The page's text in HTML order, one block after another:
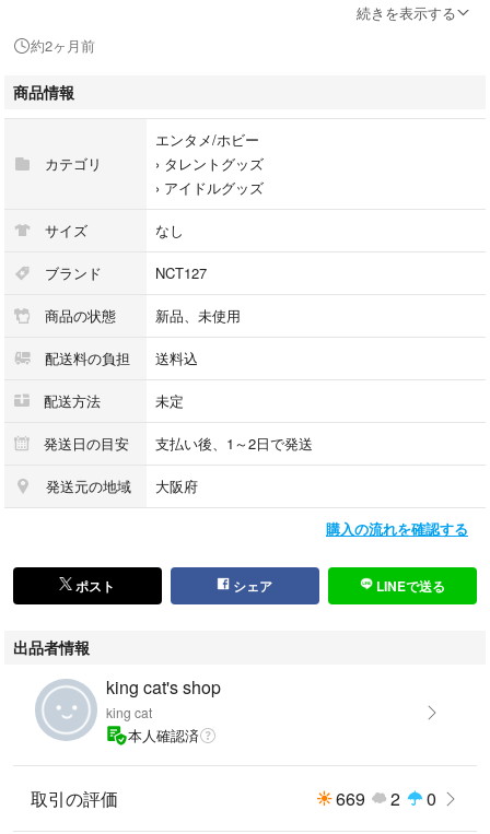
イリチル MARK ミニ 証明写真 ランダム キーホルダー
続きを表示する
約2ヶ月前
商品情報
カテゴリ
エンタメ/ホビー
› タレントグッズ
› アイドルグッズ
サイズ なし
ブランド NCT127
商品の状態 新品、未使用
配送料の負担 送料込
配送方法 未定
発送日の目安 支払い後、1～2日で発送
発送元の地域 大阪府
購入の流れを確認する
ポスト シェア LINEで送る
出品者情報
king cat's shop
king cat
本人確認済
取引の評価 669 2 0